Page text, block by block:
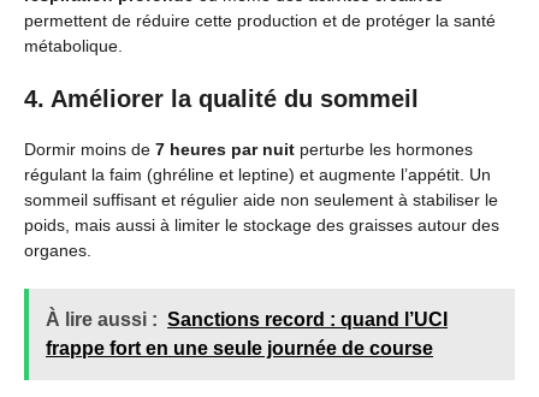
permettent de réduire cette production et de protéger la santé
métabolique.
4. Améliorer la qualité du sommeil
Dormir moins de 7 heures par nuit perturbe les hormones
régulant la faim (ghréline et leptine) et augmente l’appétit. Un
sommeil suffisant et régulier aide non seulement à stabiliser le
poids, mais aussi à limiter le stockage des graisses autour des
organes.
À lire aussi : Sanctions record : quand l’UCI
frappe fort en une seule journée de course